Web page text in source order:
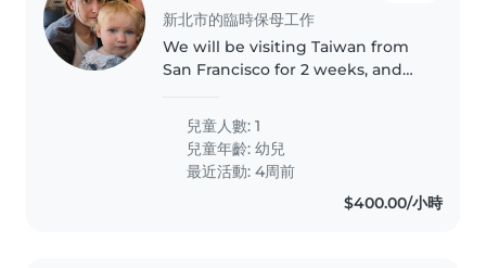
新北市的臨時保母工作
We will be visiting Taiwan from
San Francisco for 2 weeks, and
old girl m-f during the day.
兒童人數: 1
兒童年齡:幼兒
最近活動: 4周前
$400.00/小時